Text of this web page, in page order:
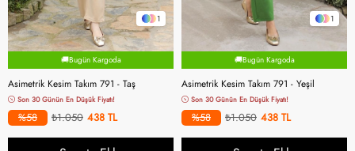
1
🚚Bugün Kargoda
Asimetrik Kesim Takım 791 - Taş
Son 30 Günün En Düşük Fiyatı!
438
₺1.050
%58
1
🚚Bugün Kargoda
Asimetrik Kesim Takım 791 - Yeşil
Son 30 Günün En Düşük Fiyatı!
438
₺1.050
%58